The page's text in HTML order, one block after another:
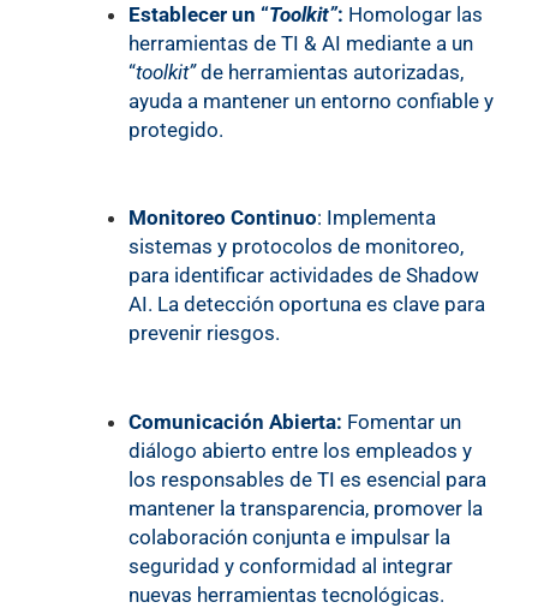
Establecer un “Toolkit”: Homologar las
herramientas de TI & AI mediante a un
“toolkit”de herramientas autorizadas,
ayuda a mantener un entorno confiable y
protegido.
Monitoreo Continuo: Implementa
sistemas y protocolos de monitoreo,
para identificar actividades de Shadow
AI. La detección oportuna es clave para
prevenir riesgos.
Comunicación Abierta: Fomentar un
diálogo abierto entre los empleados y
los responsables de TI es esencial para
mantener la transparencia, promover la
colaboración conjunta e impulsar la
seguridad y conformidad al integrar
nuevas herramientas tecnológicas.